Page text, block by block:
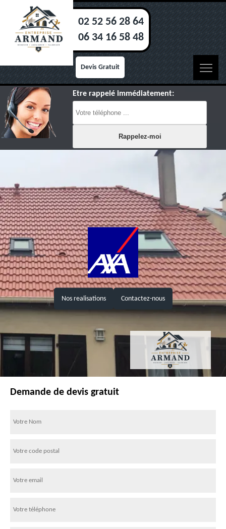
02 52 56 28 64
06 34 16 58 48
Devis Gratuit
Etre rappelé immédiatement:
Nos realisations Contactez-nous
Demande de devis gratuit